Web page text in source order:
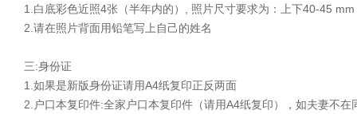
1.白底彩色近照4张（半年内的）, 照片尺寸要求为：上下40-45
2.请在照片背面用铅笔写上自己的姓名
三:身份证
1.如果是新版身份证请用A4纸复印正反两面
2.户口本复印件:全家户口本复印件（请用A4纸复印），如夫妻不